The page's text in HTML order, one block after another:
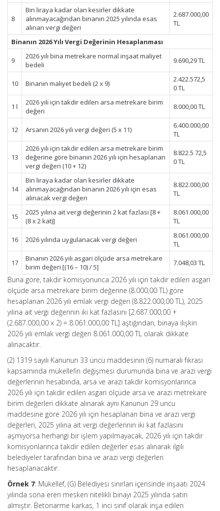
8
Bin liraya kadar olan kesirler dikkate
alınmayacağından binanın 2025 yılında esas
alınan vergi değeri
2.687.000,00
TL
Binanın 2026 Yılı Vergi Değerinin Hesaplanması
9
2026 yılı bina metrekare normal inşaat maliyet
bedeli
9.690,29 TL
10 Binanın maliyet bedeli (2 x 9)
2.422.572,5
0 TL
1 l
2026 yılı için takdir edilen arsa metrekare birim
değeri
8.000,00 TL
12 Arsanın 2026 yılı vergi değeri (5 x 11)
6.400.000,00
TL
13
2026 yılı için takdir edilen arsa metrekare birim
değerine göre binanın 2026 yılı için hesaplanan
vergi değeri (10 + 12)
8.822.5 72,5
0 TL
14
Bin liraya kadar olan kesirler dikkate
alınmayacağından binanın 2026 yılı için esas
alınacak vergi değeri
8.822.000,00
TL
15
2025 yılına ait vergi değerinin 2 kat fazlası [8 +
(8 x 2 kat)]
8.061.000,00
TL
16 2026 yılında uygulanacak vergi değeri
8.061.000,00
TL
17
Binanın 2026 yılı asgari ölçüde arsa metrekare
birim değeri [(16 – 10) / 5]
7.048,03 TL
Buna göre, takdir komisyonunca 2026 yılı için takdir edilen asgari
ölçüde arsa metrekare birim değerine (8.000,00 TL) göre
hesaplanan 2026 yılı emlak vergi değeri (8.822.000,00 TL), 2025
yılına ait vergi değerinin iki kat fazlasını [2.687.000,00 +
(2.687.000,00 x 2) = 8.061.000,00 TL] aştığından, binaya ilişkin
2026 yılı emlak vergi değeri 8.061.000,00 TL olarak dikkate
alınacaktır.
(2) 1319 sayılı Kanunun 33 üncü maddesinin (6) numaralı fıkrası
kapsamında mükellefin değişmesi durumunda bina ve arazi vergi
değerlerinin hesabında, arsa ve arazi takdir komisyonlarınca
2026 yılı için takdir edilen asgari ölçüde arsa ve arazi metrekare
birim değerleri dikkate alınarak aynı Kanunun 29 uncu
maddesine göre 2026 yılı için hesaplanan bina ve arazi vergi
değerleri, 2025 yılına ait vergi değerlerinin iki kat fazlasını
aşmıyorsa herhangi bir işlem yapılmayacak, 2026 yılı için takdir
komisyonlarınca takdir edilen değerler esas alınarak ilgili
belediyeler tarafından bina ve arazi vergi değerleri
hesaplanacaktır.
Örnek 7: Mükellef, (G) Belediyesi sınırları içerisinde inşaatı 2024
yılında sona eren mesken nitelikli binayı 2025 yılında satın
almıştır. Betonarme karkas, 1 inci sınıf olarak inşa edilen